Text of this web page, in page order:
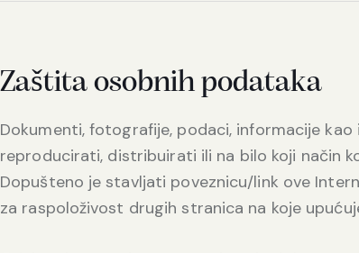
Zaštita osobnih podataka
Dokumenti, fotografije, podaci, informacije
reproducirati, distribuirati ili na bilo koji način
Dopušteno je stavljati poveznicu/link ove
za raspoloživost drugih stranica na koje